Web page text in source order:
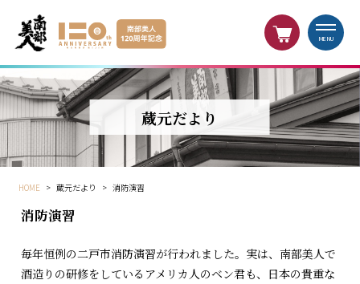
MENU
蔵元だより
HOME > 蔵元だより > 消防演習
消防演習
毎年恒例の二戸市消防演習が行われました。実は、南部美人で
酒造りの研修をしているアメリカ人のベン君も、日本の貴重な